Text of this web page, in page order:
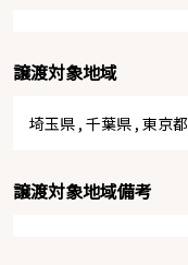
譲渡対象地域
埼玉県 , 千葉県 , 東京都
譲渡対象地域備考